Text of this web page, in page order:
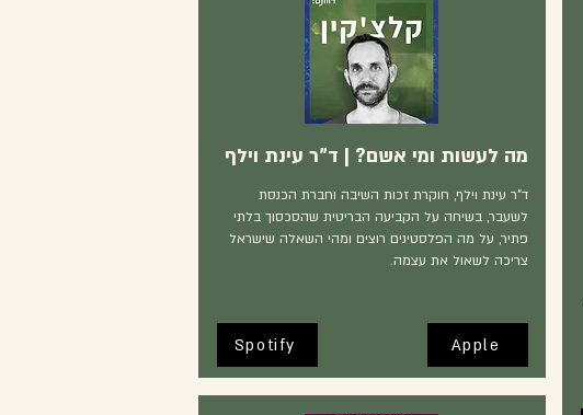
מה לעשות ומי אשם? | ד"ר עינת וילף
ד"ר עינת וילף, חוקרת זכות השיבה וחברת הכנסת
לשעבר, בשיחה על הקביעה הבריטית שהסכסוך בלתי
פתיר, על מה הפלסטינים רוצים ומהי השאלה שישראל
צריכה לשאול את עצמה.
Spotify Apple